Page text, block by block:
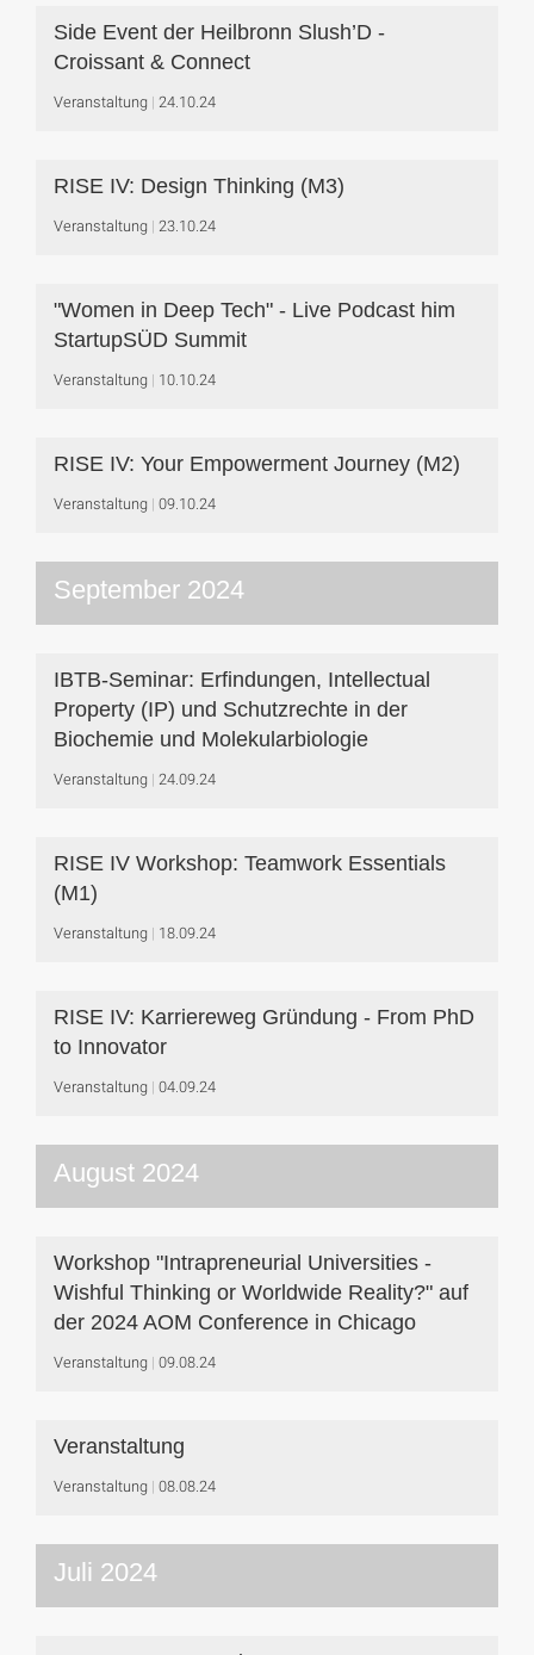
Side Event der Heilbronn Slush’D -
Croissant & Connect
Veranstaltung 24.10.24
RISE IV: Design Thinking (M3)
Veranstaltung 23.10.24
"Women in Deep Tech" - Live Podcast him
StartupSÜD Summit
Veranstaltung 10.10.24
RISE IV: Your Empowerment Journey (M2)
Veranstaltung 09.10.24
September 2024
IBTB-Seminar: Erfindungen, Intellectual
Property (IP) und Schutzrechte in der
Biochemie und Molekularbiologie
Veranstaltung 24.09.24
RISE IV Workshop: Teamwork Essentials
(M1)
Veranstaltung 18.09.24
RISE IV: Karriereweg Gründung - From PhD
to Innovator
Veranstaltung 04.09.24
August 2024
Workshop "Intrapreneurial Universities -
Wishful Thinking or Worldwide Reality?" auf
der 2024 AOM Conference in Chicago
Veranstaltung 09.08.24
Veranstaltung
Veranstaltung 08.08.24
Juli 2024